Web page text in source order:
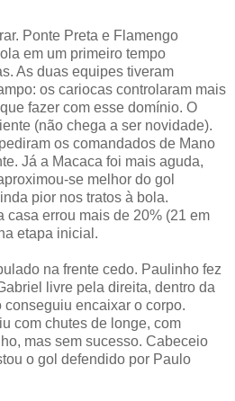
Ponte Preta e Flamengo
em um primeiro tempo
As duas equipes tiveram
os cariocas controlaram mais
fazer com esse domínio. O
(não chega a ser novidade).
os comandados de Mano
Já a Macaca foi mais aguda,
se melhor do gol
pior nos tratos à bola.
casa errou mais de 20% (21 em
etapa inicial.
na frente cedo. Paulinho fez
livre pela direita, dentro da
conseguiu encaixar o corpo.
com chutes de longe, com
mas sem sucesso. Cabeceio
o gol defendido por Paulo